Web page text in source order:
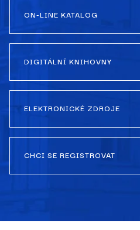
ON-LINE KATALOG
DIGITÁLNÍ KNIHOVNY
ELEKTRONICKÉ ZDROJE
CHCI SE REGISTROVAT